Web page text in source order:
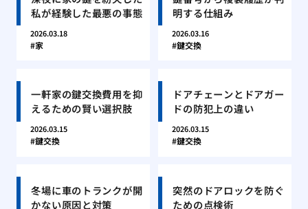
私が経験した最悪の事態
2026.03.18
家
明する仕組み
2026.03.16
鍵交換
一軒家の鍵交換費用を抑
えるための賢い選択肢
2026.03.15
鍵交換
ドアチェーンとドアガー
ドの防犯上の違い
2026.03.15
鍵交換
冬場に車のトランクが開
かない原因と対策
突然のドアロックを防ぐ
ための点検術